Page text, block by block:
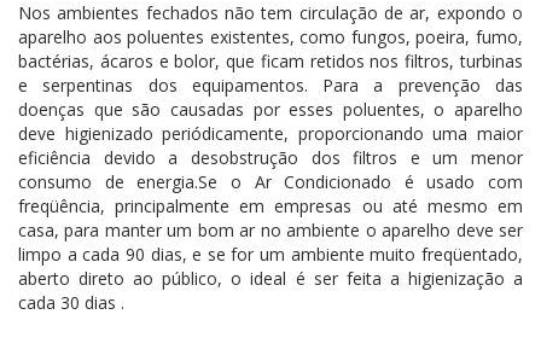
Nos ambientes fechados não tem circulação de ar, expondo o
aparelho aos poluentes existentes, como fungos, poeira, fumo,
bactérias, ácaros e bolor, que ficam retidos nos filtros, turbinas
e serpentinas dos equipamentos. Para a prevenção das
doenças que são causadas por esses poluentes, o aparelho
deve higienizado periódicamente, proporcionando uma maior
eficiência devido a desobstrução dos filtros e um menor
consumo de energia.Se o Ar Condicionado é usado com
freqüência, principalmente em empresas ou até mesmo em
casa, para manter um bom ar no ambiente o aparelho deve ser
limpo a cada 90 dias, e se for um ambiente muito freqüentado,
aberto direto ao público, o ideal é ser feita a higienização a
cada 30 dias .